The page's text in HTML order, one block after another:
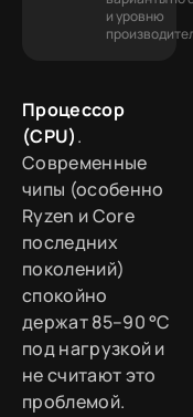
и уровню
Процессор
(CPU).
Современные
чипы (особенно
Ryzen и Core
последних
поколений)
спокойно
держат 85–90 °C
под нагрузкой и
не считают это
проблемой.